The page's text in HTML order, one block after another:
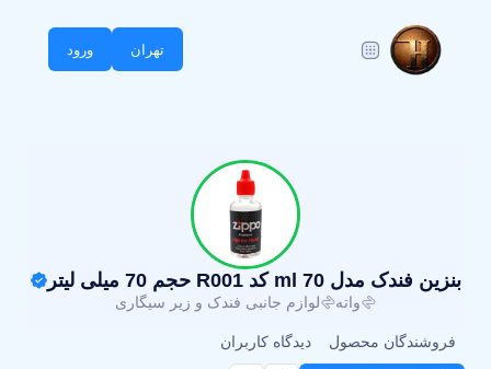
تهران ورود
بنزین فندک مدل 70 ml کد R001 حجم 70 میلی لیتر
واته لوازم جانبی فندک و زیر سیگاری
فروشندگان محصول دیدگاه کاربران